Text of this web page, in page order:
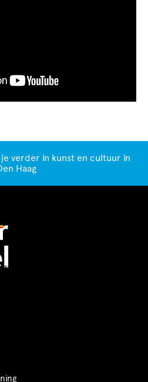
verder in kunst en cultuur in
Haag